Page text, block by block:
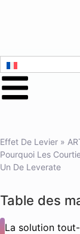
Effet De Levier »
Pourquoi Les
Un De Leverate
Table des
La solution